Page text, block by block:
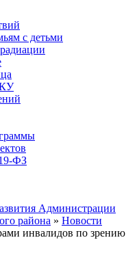
с детьми
ФЗ
Администрации
района » Новости
инвалидов по зрению